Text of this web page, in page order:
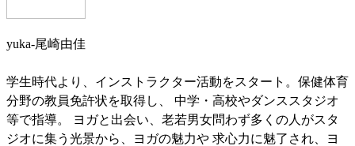
yuka-尾崎由佳
学生時代より、インストラクター活動をスタート。保健体育
分野の教員免許状を取得し、 中学・高校やダンススタジオ
等で指導。 ヨガと出会い、老若男女問わず多くの人がスタ
ジオに集う光景から、ヨガの魅力や 求心力に魅了され、ヨ